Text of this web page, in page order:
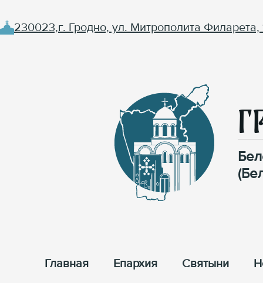
230023,г. Гродно, ул. Митрополита Филарета,
Главная Епархия Cвятыни